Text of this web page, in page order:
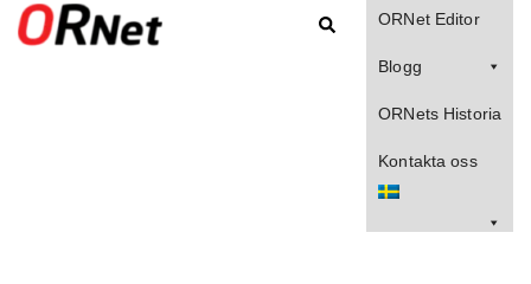
ORNet Editor
Blogg
ORNets Historia
Kontakta oss